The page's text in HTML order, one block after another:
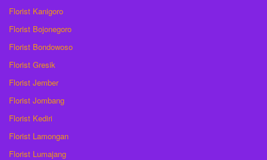
Florist Kanigoro
Florist Bojonegoro
Florist Bondowoso
Florist Gresik
Florist Jember
Florist Jombang
Florist Kediri
Florist Lamongan
Florist Lumajang